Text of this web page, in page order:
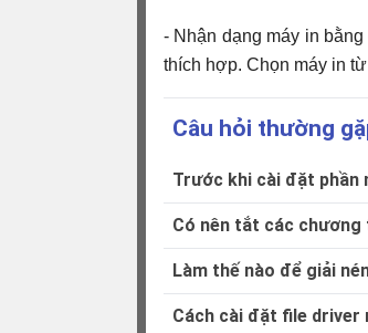
- Nhận dạng máy in
thích hợp. Chọn máy in
Câu hỏi thường
Trước khi cài đặt phần
Có nên tắt các
Làm thế nào để giải
Cách cài đặt file driver